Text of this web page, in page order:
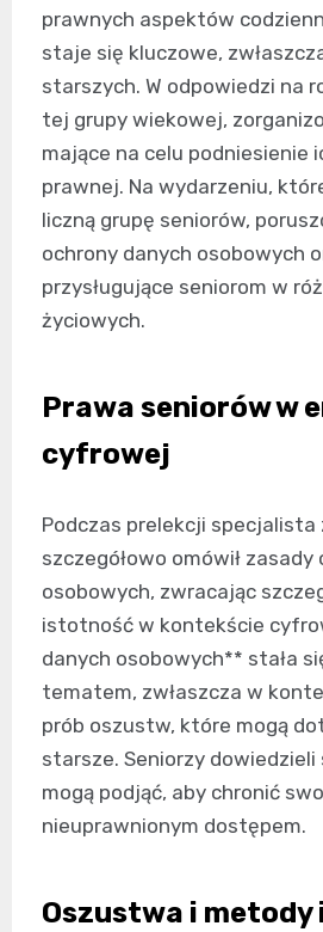
prawnych aspektów
staje się kluczowe,
starszych. W odpowiedzi na
tej grupy wiekowej,
mające na celu podniesienie
prawnej. Na wydarzeniu,
liczną grupę seniorów,
ochrony danych osobowych
przysługujące seniorom w
życiowych.
Prawa seniorów w
cyfrowej
Podczas prelekcji specjalista
szczegółowo omówił
osobowych, zwracając
istotność w kontekście
danych osobowych** stała
tematem, zwłaszcza w
prób oszustw, które mogą
starsze. Seniorzy dowiedzieli
mogą podjąć, aby chronić
nieuprawnionym dostępem.
Oszustwa i metody